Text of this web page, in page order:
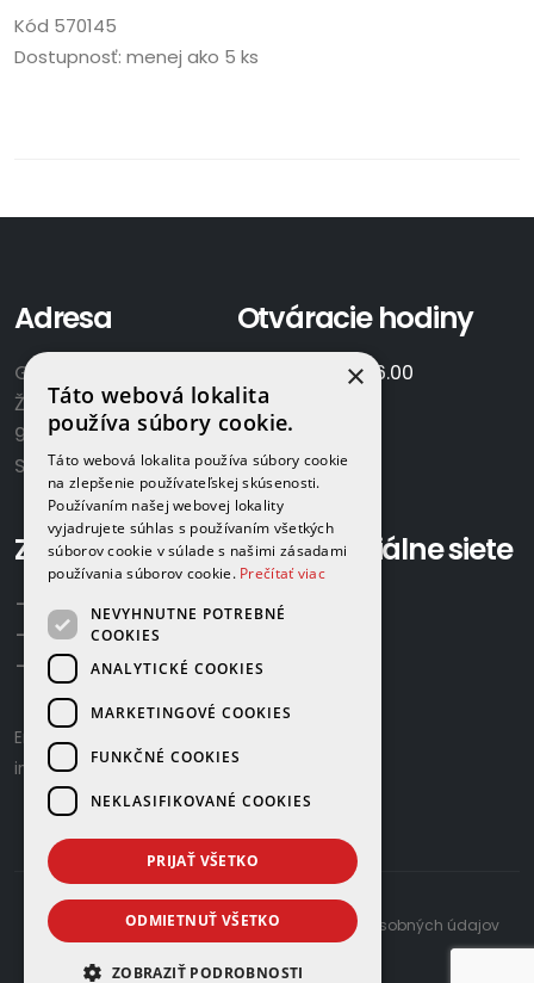
Kód 570145
Dostupnosť: menej ako 5 ks
Adresa
GAMAPLYN s.r.o.
Železničná 570/8
922 02 Krakovany
Slovensko
Otváracie hodiny
7.00 - 16.00
So:
Zavolajte nám:
+421 918 524 702
+421 907 958 768
+421 948 615 083
Email us:
info@gamaplyn.sk
Sociálne siete
developed by © 2026 |Zásady ochrany osobných údajov
×
Táto webová lokalita
používa súbory cookie.
Táto webová lokalita používa súbory cookie
na zlepšenie používateľskej skúsenosti.
Používaním našej webovej lokality
vyjadrujete súhlas s používaním všetkých
súborov cookie v súlade s našimi zásadami
používania súborov cookie. Prečítať viac
NEVYHNUTNE POTREBNÉ
COOKIES
ANALYTICKÉ COOKIES
MARKETINGOVÉ COOKIES
FUNKČNÉ COOKIES
NEKLASIFIKOVANÉ COOKIES
PRIJAŤ VŠETKO
ODMIETNUŤ VŠETKO
ZOBRAZIŤ PODROBNOSTI